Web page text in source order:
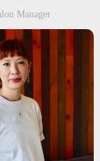
Manager